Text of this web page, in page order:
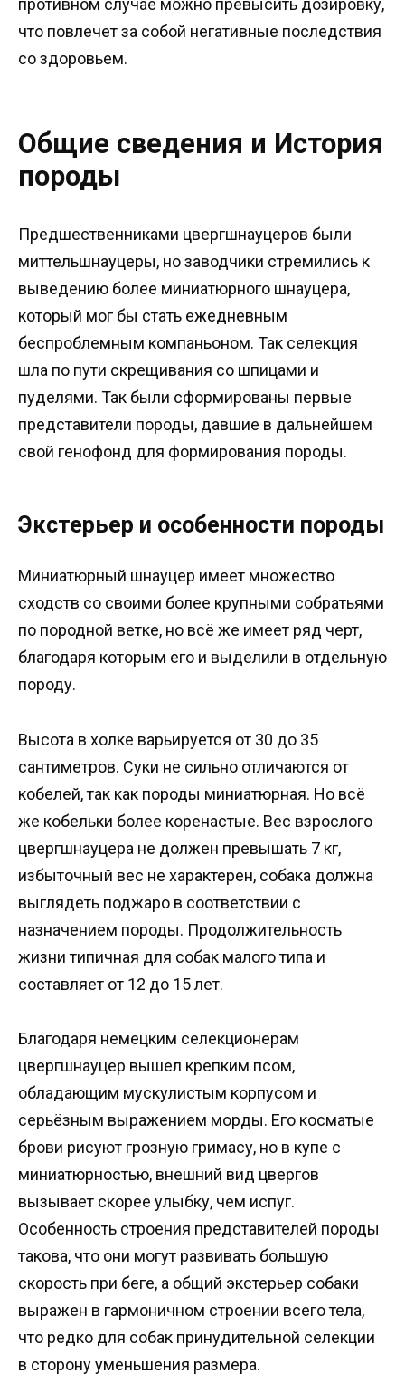
противном случае можно превысить дозировку,
что повлечет за собой негативные последствия
со здоровьем.
Общие сведения и История
породы
Предшественниками цвергшнауцеров были
миттельшнауцеры, но заводчики стремились к
выведению более миниатюрного шнауцера,
который мог бы стать ежедневным
беспроблемным компаньоном. Так селекция
шла по пути скрещивания со шпицами и
пуделями. Так были сформированы первые
представители породы, давшие в дальнейшем
свой генофонд для формирования породы.
Экстерьер и особенности породы
Миниатюрный шнауцер имеет множество
сходств со своими более крупными собратьями
по породной ветке, но всё же имеет ряд черт,
благодаря которым его и выделили в отдельную
породу.
Высота в холке варьируется от 30 до 35
сантиметров. Суки не сильно отличаются от
кобелей, так как породы миниатюрная. Но всё
же кобельки более коренастые. Вес взрослого
цвергшнауцера не должен превышать 7 кг,
избыточный вес не характерен, собака должна
выглядеть поджаро в соответствии с
назначением породы. Продолжительность
жизни типичная для собак малого типа и
составляет от 12 до 15 лет.
Благодаря немецким селекционерам
цвергшнауцер вышел крепким псом,
обладающим мускулистым корпусом и
серьёзным выражением морды. Его косматые
брови рисуют грозную гримасу, но в купе с
миниатюрностью, внешний вид цвергов
вызывает скорее улыбку, чем испуг.
Особенность строения представителей породы
такова, что они могут развивать большую
скорость при беге, а общий экстерьер собаки
выражен в гармоничном строении всего тела,
что редко для собак принудительной селекции
в сторону уменьшения размера.